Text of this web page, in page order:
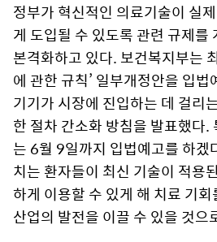
정부가 혁신적인 의료기술이 실
게 도입될 수 있도록 관련 규제를
본격화하고 있다. 보건복지부는
에 관한 규칙’ 일부개정안을 입
기기가 시장에 진입하는 데 걸리
한 절차 간소화 방침을 발표했다.
는 6월 9일까지 입법예고를 하겠
치는 환자들이 최신 기술이 적용
하게 이용할 수 있게 해 치료 기
산업의 발전을 이끌 수 있을 것으